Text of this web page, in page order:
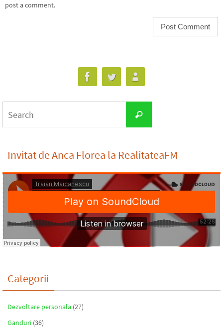
post a comment.
Search
Invitat de Anca Florea la RealitateaFM
Categorii
Dezvoltare personala (27)
Ganduri (36)